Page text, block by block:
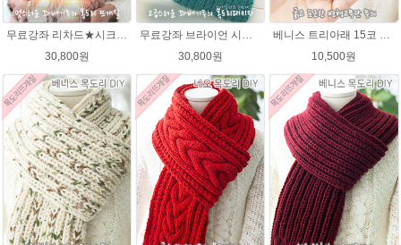
무료강좌 리차드★시크릿울 꽈배기 목도리뜨기DIY 뜨개질
30,800원
무료강좌 브라이언 시크릿울 꽈배기 목도리뜨기 DIY
30,800원
베니스 트리아래 15코 변형고무뜨기 목도리뜨개질 김씨목도리
10,500원